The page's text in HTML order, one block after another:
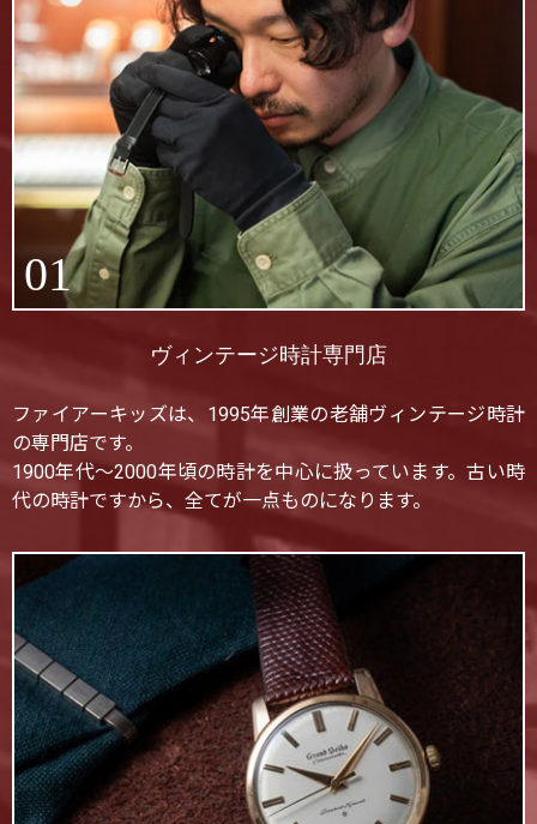
01
ヴィンテージ時計専門店
ファイアーキッズは、1995年創業の老舗ヴィンテージ時計
の専門店です。
1900年代〜2000年頃の時計を中心に扱っています。古い時
代の時計ですから、全てが一点ものになります。